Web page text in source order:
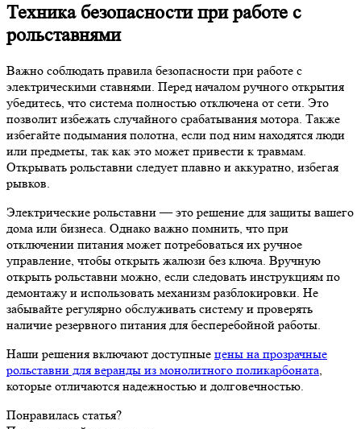
Техника безопасности при работе с
рольставнями
Важно соблюдать правила безопасности при работе с
электрическими ставнями. Перед началом ручного открытия
убедитесь, что система полностью отключена от сети. Это
позволит избежать случайного срабатывания мотора. Также
избегайте подымания полотна, если под ним находятся люди
или предметы, так как это может привести к травмам.
Открывать рольставни следует плавно и аккуратно, избегая
рывков.
Электрические рольставни — это решение для защиты вашего
дома или бизнеса. Однако важно помнить, что при
отключении питания может потребоваться их ручное
управление, чтобы открыть жалюзи без ключа. Вручную
открыть рольставни можно, если следовать инструкциям по
демонтажу и использовать механизм разблокировки. Не
забывайте регулярно обслуживать систему и проверять
наличие резервного питания для бесперебойной работы.
Наши решения включают доступные цены на прозрачные
рольставни для веранды из монолитного поликарбоната
которые отличаются надежностью и долговечностью.
Понравилась статья?